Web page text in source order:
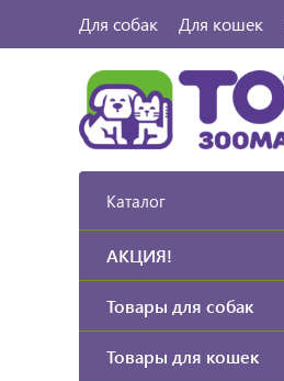
Для собак Для кошек
Каталог
АКЦИЯ!
Товары для собак
Товары для кошек